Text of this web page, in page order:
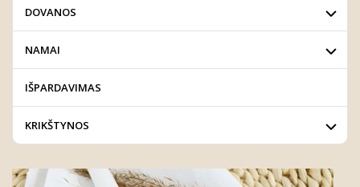
DOVANOS
NAMAI
IŠPARDAVIMAS
KRIKŠTYNOS